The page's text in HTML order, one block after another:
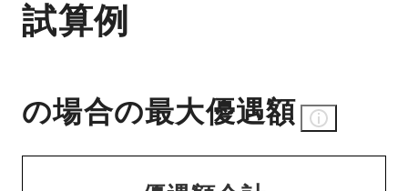
試算例
の場合の最大優遇額